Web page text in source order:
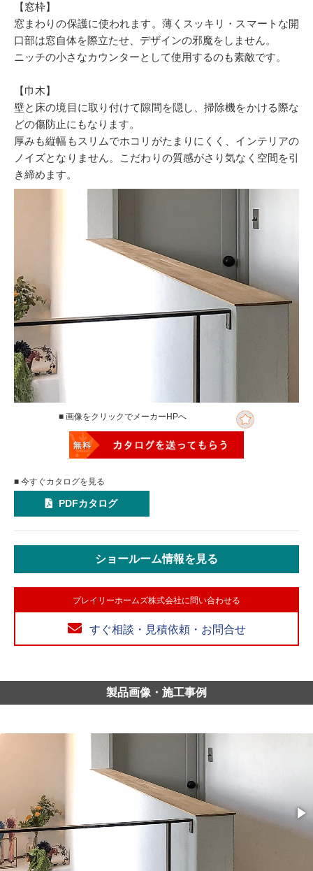
【窓枠】
窓まわりの保護に使われます。薄くスッキリ・スマートな開
口部は窓自体を際立たせ、デザインの邪魔をしません。
ニッチの小さなカウンターとして使用するのも素敵です。
【巾木】
壁と床の境目に取り付けて隙間を隠し、掃除機をかける際な
どの傷防止にもなります。
厚みも縦幅もスリムでホコリがたまりにくく、インテリアの
ノイズとなりません。こだわりの質感がさり気なく空間を引
き締めます。
■ 画像をクリックでメーカーHPへ
■ 今すぐカタログを見る
PDFカタログ
ショールーム情報を見る
プレイリーホームズ株式会社に問い合わせる
すぐ相談・見積依頼・お問合せ
製品画像・施工事例